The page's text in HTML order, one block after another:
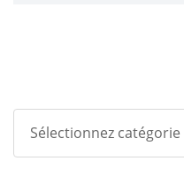
Sélectionnez catégorie